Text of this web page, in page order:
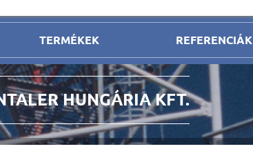
TERMÉKEK REFERENCIÁK
HUNGÁRIA KFT.